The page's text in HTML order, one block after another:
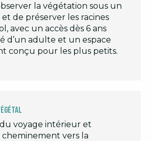
la végétation sous un
de préserver les racines
avec un accès dès 6 ans
d’un adulte et un espace
conçu pour les plus petits.
voyage intérieur et
vers la